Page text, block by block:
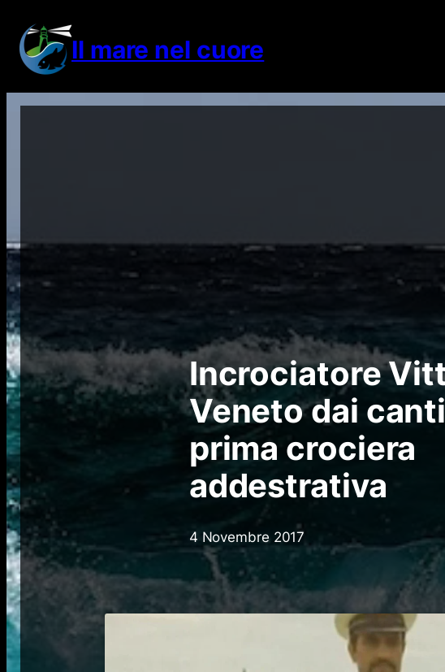
contenuto Il mare nel cuore
Incrociatore
Veneto dai
prima crociera
addestrativa
4 Novembre 2017